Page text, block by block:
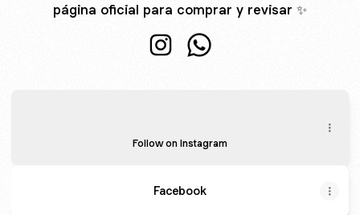
página oficial para comprar y revisar ✨
Follow on Instagram
Facebook